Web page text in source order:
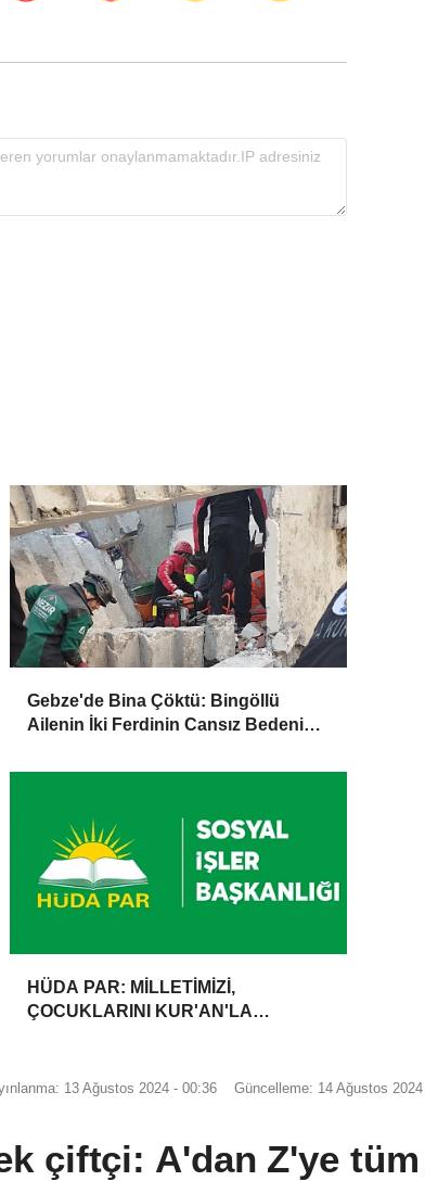
Gebze'de Bina Çöktü: Bingöllü
Ailenin İki Ferdinin Cansız Bedenine
HÜDA PAR: MİLLETİMİZİ,
ÇOCUKLARINI KUR'AN'LA
13 Ağustos 2024 - 00:36 Güncelleme: 14 Ağustos
çiftçi: A'dan Z'ye